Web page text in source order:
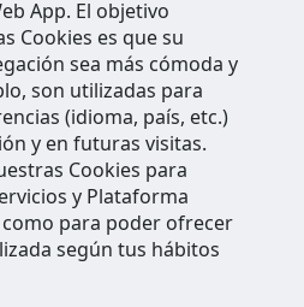
App. El objetivo
Cookies es que su
sea más cómoda y
son utilizadas para
(idioma, país, etc.)
y en futuras visitas.
Cookies para
y Plataforma
para poder ofrecer
según tus hábitos